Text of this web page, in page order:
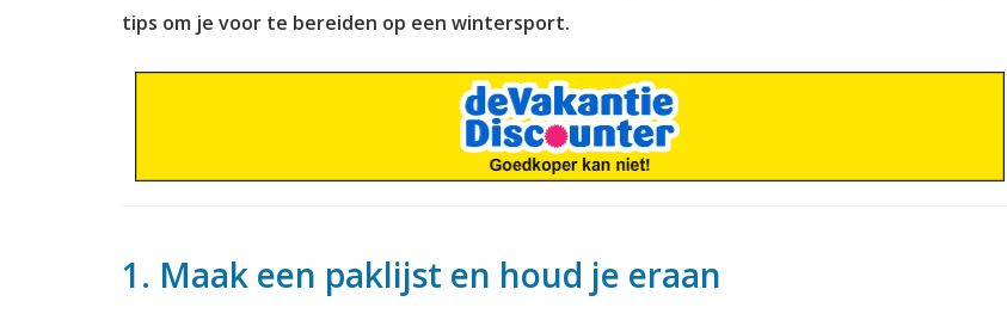
tips om je voor te bereiden op een wintersport.
1. Maak een paklijst en houd je eraan